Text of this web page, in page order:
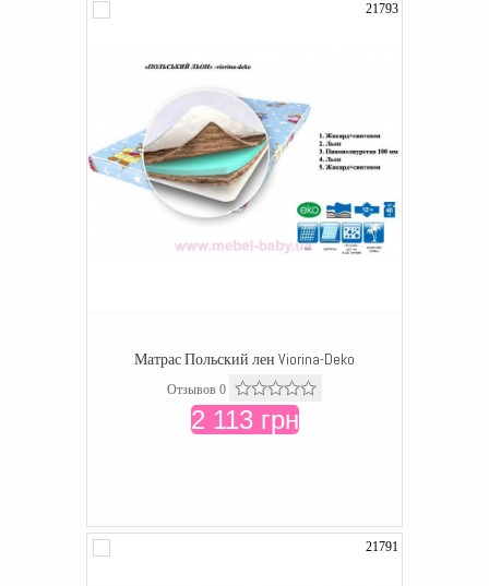
21793
Матрас Польский лен Viorina-Deko
Отзывов 0
2 113 грн
21791